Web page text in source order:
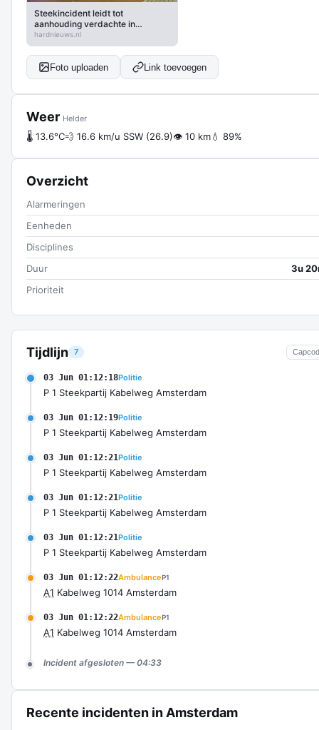
Tijdlijn 7
03 Jun 01:12:18Politie
P 1 Steekpartij Kabelweg Amsterdam
03 Jun 01:12:19Politie
P 1 Steekpartij Kabelweg Amsterdam
03 Jun 01:12:21Politie
P 1 Steekpartij Kabelweg Amsterdam
03 Jun 01:12:21Politie
P 1 Steekpartij Kabelweg Amsterdam
03 Jun 01:12:21Politie
P 1 Steekpartij Kabelweg Amsterdam
03 Jun 01:12:22AmbulanceP1
A1 Kabelweg 1014 Amsterdam
03 Jun 01:12:22AmbulanceP1
A1 Kabelweg 1014 Amsterdam
Incident afgesloten — 04:33
Recente incidenten in Amsterdam
Steekincident leidt tot
aanhouding verdachte in
Amsterdam
hardnieuws.nl
Foto uploaden Link toevoegen
Weer Helder
🌡 13.6°C💨 16.6 km/u SSW (26.9)👁 10 km💧 89%
Overzicht
Alarmeringen
Eenheden
Disciplines
Duur
3u
Prioriteit